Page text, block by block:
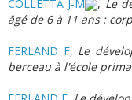
COLLETTA J-M , Le
âgé de 6 à 11 ans :
FERLAND F, Le
berceau à l'école